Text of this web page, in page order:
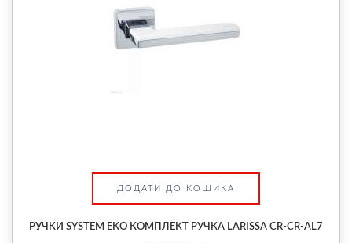
ДОДАТИ ДО КОШИКА
РУЧКИ SYSTEM ЕКО КОМПЛЕКТ РУЧКА LARISSA CR-CR-AL7